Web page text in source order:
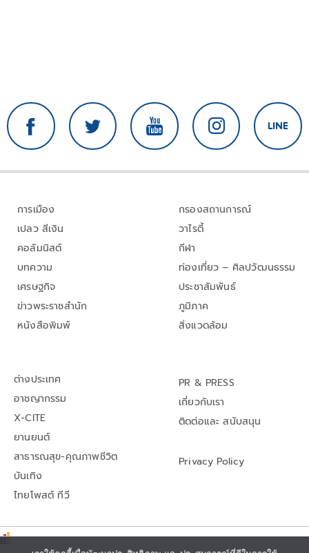
การเมือง
เปลว สีเงิน
คอลัมนิสต์
บทความ
เศรษฐกิจ
ข่าวพระราชสำนัก
หนังสือพิมพ์
กรองสถานการณ์
วาไรตี้
กีฬา
ท่องเที่ยว – ศิลปวัฒนธรรม
ประชาสัมพันธ์
ภูมิภาค
สิ่งแวดล้อม
ต่างประเทศ
อาชญากรรม
X-CITE
ยานยนต์
สาธารณสุข-คุณภาพชีวิต
บันเทิง
ไทยโพสต์ ทีวี
PR & PRESS
เกี่ยวกับเรา
ติดต่อและ สนับสนุน
Privacy Policy